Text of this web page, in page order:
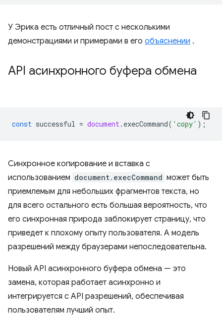
У Эрика есть отличный пост с несколькими
демонстрациями и примерами в его объяснении .
API асинхронного буфера обмена
const successful = document. execCommand( 'copy' );
Синхронное копирование и вставка с
использованием document.execCommand может быть
приемлемым для небольших фрагментов текста, но
для всего остального есть большая вероятность, что
его синхронная природа заблокирует страницу, что
приведет к плохому опыту пользователя. А модель
разрешений между браузерами непоследовательна.
Новый API асинхронного буфера обмена — это
замена, которая работает асинхронно и
интегрируется с API разрешений, обеспечивая
пользователям лучший опыт.